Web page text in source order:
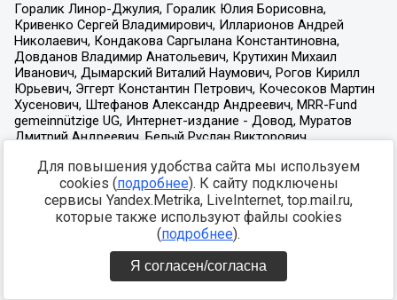
Для повышения удобства сайта мы используем
cookies (подробнее). К сайту подключены
сервисы Yandex.Metrika, LiveInternet, top.mail.ru,
которые также используют файлы cookies
(подробнее).
Я согласен/согласна